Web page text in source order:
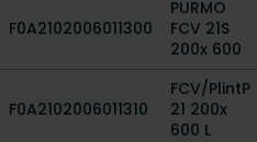
F0A2102006011300
PURMO
FCV 21S
200x 600
F0A2102006011310
FCV/PlintP
21 200x
600 L